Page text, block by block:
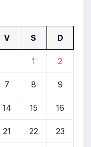
V S D
1 2
7 8 9
14 15 16
21 22 23